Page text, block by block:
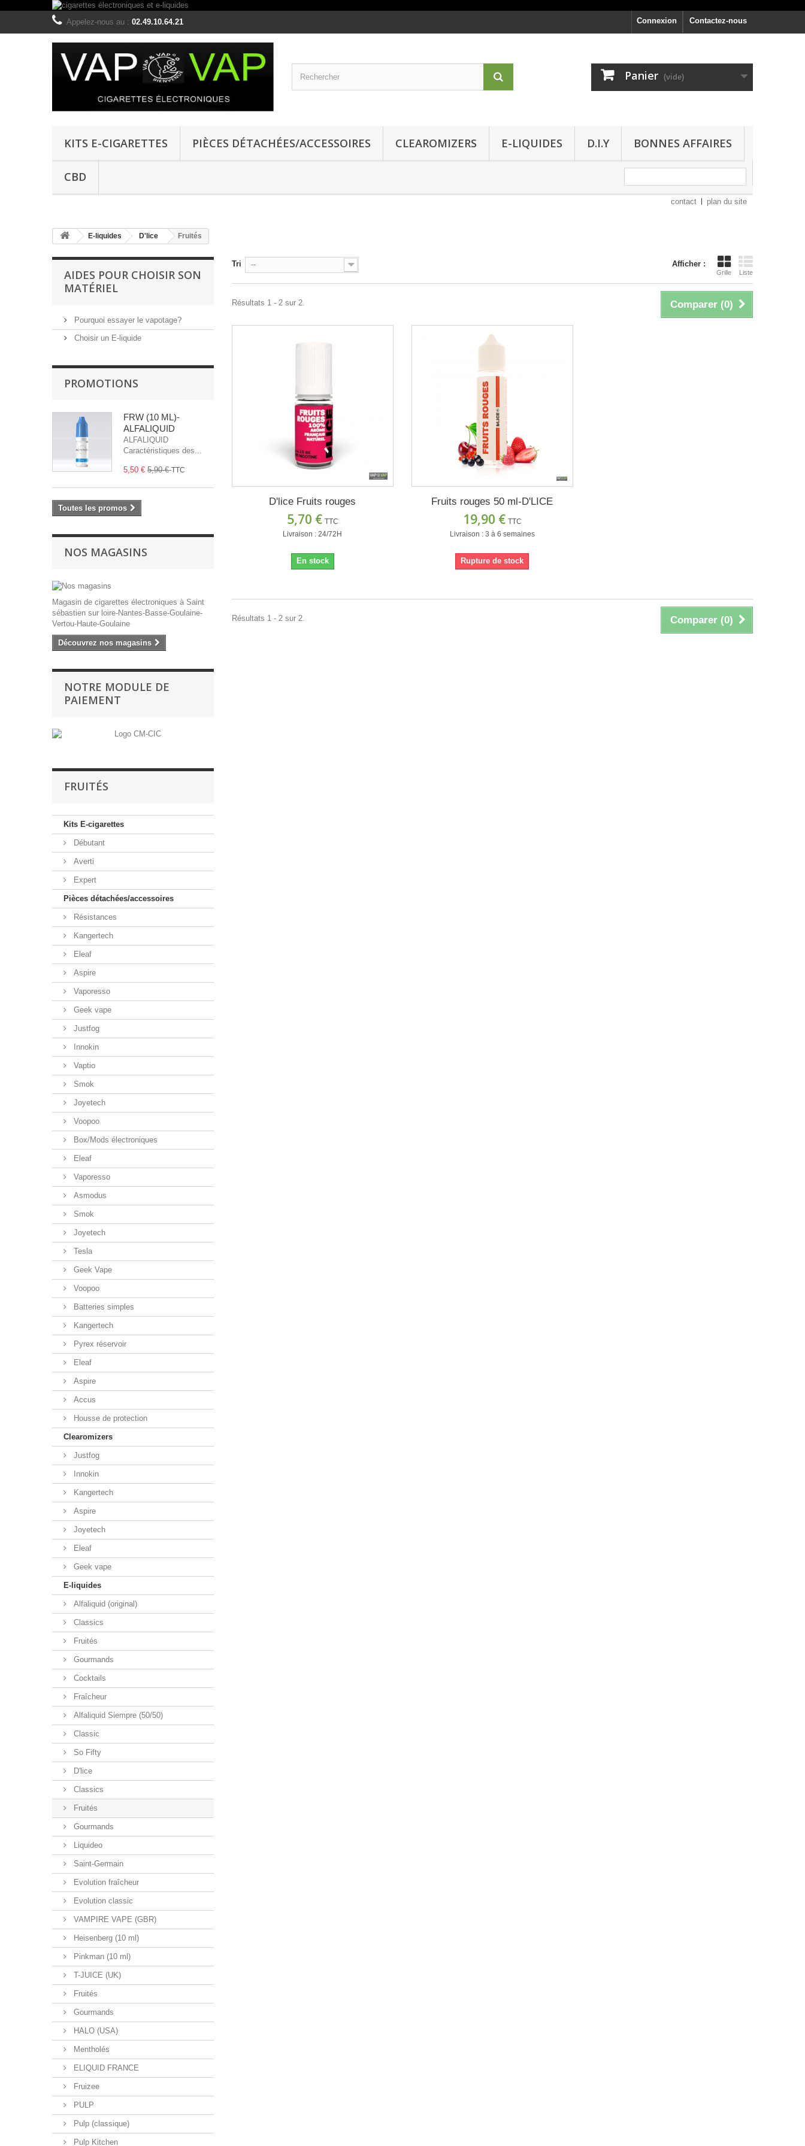
Contactez-nous
Appelez-nous au : 02.49.10.64.21 Connexion
Panier (vide)
KITS E-CIGARETTES PIÈCES DÉTACHÉES/ACCESSOIRES CLEAROMIZERS E-LIQUIDES D.I.Y BONNES AFFAIRES
CBD
contact plan du site
E-liquides D'lice Fruités
AIDES POUR CHOISIR SON
MATÉRIEL
Pourquoi essayer le vapotage?
Choisir un E-liquide
PROMOTIONS
FRW (10 ML)-
ALFALIQUID
ALFALIQUID
Caractéristiques des...
5,50 € 5,90 €TTC
Toutes les promos
NOS MAGASINS
Magasin de cigarettes électroniques à Saint
sébastien sur loire-Nantes-Basse-Goulaine-
Vertou-Haute-Goulaine
Découvrez nos magasins
NOTRE MODULE DE
PAIEMENT
FRUITÉS
Kits E-cigarettes
Débutant
Averti
Expert
Pièces détachées/accessoires
Résistances
Kangertech
Eleaf
Aspire
Vaporesso
Geek vape
Justfog
Innokin
Vaptio
Smok
Joyetech
Voopoo
Box/Mods électroniques
Eleaf
Vaporesso
Asmodus
Smok
Joyetech
Tesla
Geek Vape
Voopoo
Batteries simples
Kangertech
Pyrex réservoir
Eleaf
Aspire
Accus
Housse de protection
Clearomizers
Justfog
Innokin
Kangertech
Aspire
Joyetech
Eleaf
Geek vape
E-liquides
Alfaliquid (original)
Classics
Fruités
Gourmands
Cocktails
Fraîcheur
Alfaliquid Siempre (50/50)
Classic
So Fifty
D'lice
Classics
Fruités
Gourmands
Liquideo
Saint-Germain
Evolution fraîcheur
Evolution classic
VAMPIRE VAPE (GBR)
Heisenberg (10 ml)
Pinkman (10 ml)
T-JUICE (UK)
Fruités
Gourmands
HALO (USA)
Mentholés
ELIQUID FRANCE
Fruizee
PULP
Pulp (classique)
Pulp Kitchen
Afficher :
Grille Liste
Tri --
Comparer (0)
Résultats 1 - 2 sur 2.
D'lice Fruits rouges
5,70 € TTC
Livraison : 24/72H
En stock
Fruits rouges 50 ml-D'LICE
19,90 € TTC
Livraison : 3 à 6 semaines
Rupture de stock
Comparer (0)
Résultats 1 - 2 sur 2.